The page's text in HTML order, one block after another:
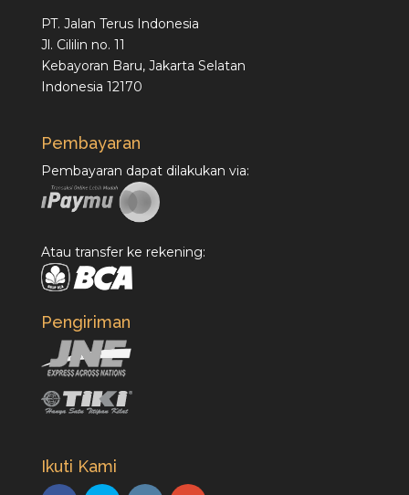
PT. Jalan Terus Indonesia
Jl. Cililin no. 11
Kebayoran Baru, Jakarta Selatan
Indonesia 12170
Pembayaran
Pembayaran dapat dilakukan via:
Atau transfer ke rekening:
Pengiriman
Ikuti Kami